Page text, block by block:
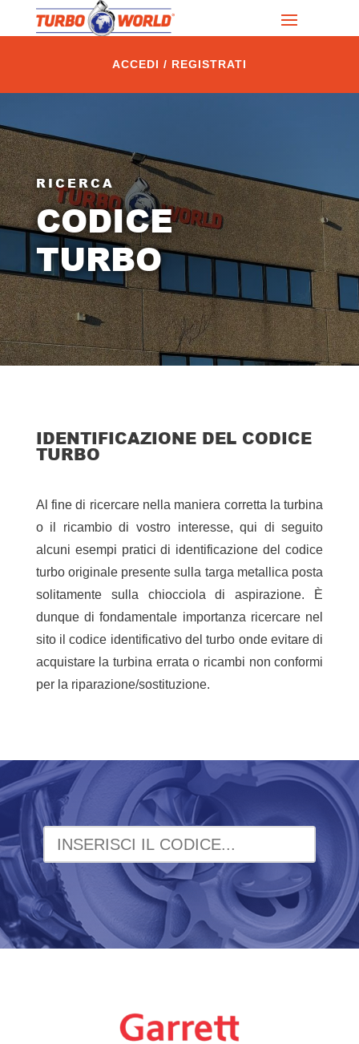
ACCEDI / REGISTRATI
RICERCA
CODICE
TURBO
IDENTIFICAZIONE DEL CODICE
TURBO
Al fine di ricercare nella maniera corretta la turbina
o il ricambio di vostro interesse, qui di seguito
alcuni esempi pratici di identificazione del codice
turbo originale presente sulla targa metallica posta
solitamente sulla chiocciola di aspirazione. È
dunque di fondamentale importanza ricercare nel
sito il codice identificativo del turbo onde evitare di
acquistare la turbina errata o ricambi non conformi
per la riparazione/sostituzione.